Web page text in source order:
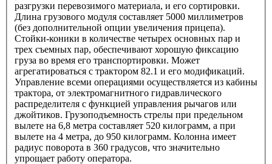
разгрузки перевозимого материала, и его сортировки.
Длина грузового модуля составляет 5000 миллиметров
(без дополнительной опции увеличения прицепа).
Стойки-коники в количестве четырех основных пар и
трех съемных пар, обеспечивают хорошую фиксацию
груза во время его транспортировки. Может
агрегатироваться с трактором 82.1 и его модификаций.
Управление всеми операциями осуществляется из кабины
трактора, от электромагнитного гидравлического
распределителя с функцией управления рычагов или
джойтиков. Грузоподъемность стрелы при предельном
вылете на 6,8 метра составляет 520 килограмм, а при
вылете на 4 метра, до 950 килограмм. Колонна имеет
радиус поворота в 360 градусов, что значительно
упрощает работу оператора.